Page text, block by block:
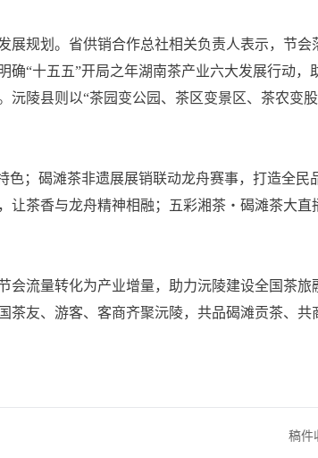
规划。省供销合作总社相关负责人表示，节会
“十五五”开局之年湖南茶产业六大发展行动，
陵县则以“茶园变公园、茶区变景区、茶农变
；碣滩茶非遗展展销联动龙舟赛事，打造全民
茶香与龙舟精神相融；五彩湘茶・碣滩茶大
流量转化为产业增量，助力沅陵建设全国茶旅
友、游客、客商齐聚沅陵，共品碣滩贡茶、
稿件